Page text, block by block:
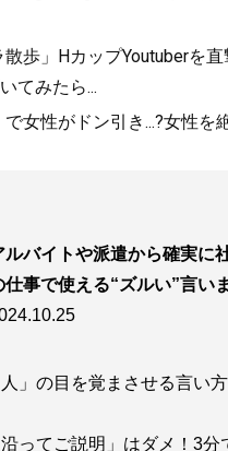
歩」HカップYoutuberを
てみたら...
女性がドン引き...?女性を
ルバイトや派遣から確実に
仕事で使える“ズルい”言い
」の目を覚まさせる言い
ってご説明」はダメ！3